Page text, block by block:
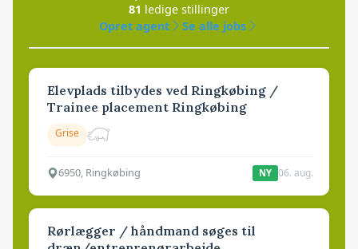
81 ledige stillinger
Opret agent
Se alle jobs
Elevplads tilbydes ved Ringkøbing /
Trainee placement Ringkøbing
Grise
6950, Ringkøbing NY 06. aug.
Rørlægger / håndmand søges til